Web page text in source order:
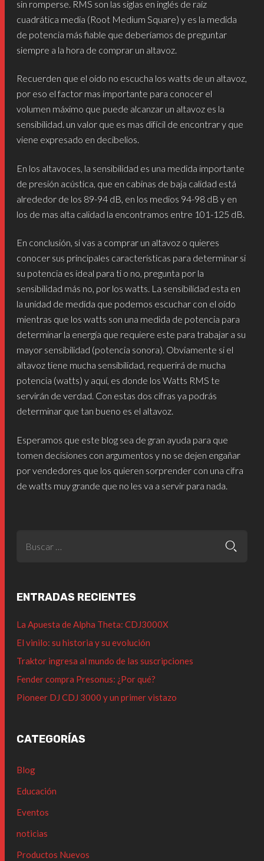
sin romperse. RMS son las siglas en inglés de raíz
cuadrática media (Root Medium Square) y es la medida
de potencia más fiable que deberíamos de preguntar
siempre a la hora de comprar un altavoz.
Recuerden que el oído no escucha los watts de un altavoz,
por eso el factor mas importante para conocer el
volumen máximo que puede alcanzar un altavoz es la
sensibilidad. un valor que es mas difícil de encontrar y que
viene expresado en decibelios.
En los altavoces, la sensibilidad es una medida importante
de presión acústica, que en cabinas de baja calidad está
alrededor de los 89-94 dB, en los medios 94-98 dB y en
los de mas alta calidad la encontramos entre 101-125 dB.
En conclusión, si vas a comprar un altavoz o quieres
conocer sus principales características para determinar si
su potencia es ideal para ti o no, pregunta por la
sensibilidad más no, por los watts. La sensibilidad esta en
la unidad de medida que podemos escuchar con el oído
mientras que los watts son una medida de potencia para
determinar la energía que requiere este para trabajar a su
mayor sensibilidad (potencia sonora). Obviamente si el
altavoz tiene mucha sensibilidad, requerirá de mucha
potencia (watts) y aquí, es donde los Watts RMS te
servirán de verdad. Con estas dos cifras ya podrás
determinar que tan bueno es el altavoz.
Esperamos que este blog sea de gran ayuda para que
tomen decisiones con argumentos y no se dejen engañar
por vendedores que los quieren sorprender con una cifra
de watts muy grande que no les va a servir para nada.
ENTRADAS RECIENTES
La Apuesta de Alpha Theta: CDJ3000X
El vinilo: su historia y su evolución
Traktor ingresa al mundo de las suscripciones
Fender compra Presonus: ¿Por qué?
Pioneer DJ CDJ 3000 y un primer vistazo
CATEGORÍAS
Blog
Educación
Eventos
noticias
Productos Nuevos